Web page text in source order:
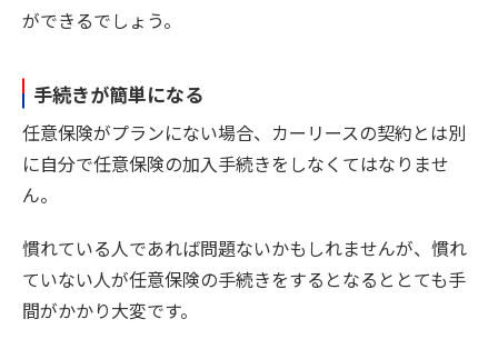
ができるでしょう。
手続きが簡単になる
任意保険がプランにない場合、カーリースの契約とは別
に自分で任意保険の加入手続きをしなくてはなりませ
ん。
慣れている人であれば問題ないかもしれませんが、慣れ
ていない人が任意保険の手続きをするとなるととても手
間がかかり大変です。